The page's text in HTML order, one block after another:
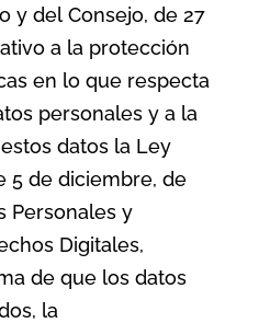
y del Consejo, de 27
a la protección
en lo que respecta
personales y a la
datos la Ley
5 de diciembre, de
Personales y
Digitales,
de que los datos
la